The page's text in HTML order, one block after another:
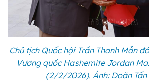
Chủ tịch Quốc hội Trần Thanh Mẫn
Vương quốc Hashemite Jordan
(2/2/2026). Ảnh: Doãn Tấn